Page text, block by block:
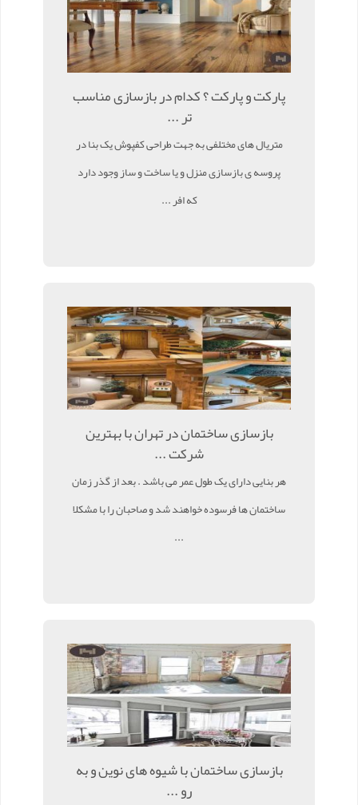
پارکت و پارکت ؟ کدام در بازسازی مناسب
تر ...
متریال های مختلفی به جهت طراحی کفپوش یک بنا در
پروسه ی بازسازی منزل و یا ساخت و ساز وجود دارد
که افر ...
بازسازی ساختمان در تهران با بهترین
شرکت ...
هر بنایی دارای یک طول عمر می باشد . بعد از گذر زمان
ساختمان ها فرسوده خواهند شد و صاحبان را با مشکلا
...
بازسازی ساختمان با شیوه های نوین و به
رو ...